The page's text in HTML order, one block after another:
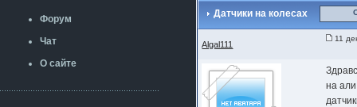
Форум
Чат
О сайте
Датчики на колесах
Algal111
11
на